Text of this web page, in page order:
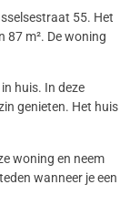
55. Het
87 m². De woning
huis. In deze
genieten. Het huis
woning en neem
wanneer je een